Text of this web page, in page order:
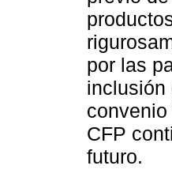
por las
inclusión
CFP
futuro.